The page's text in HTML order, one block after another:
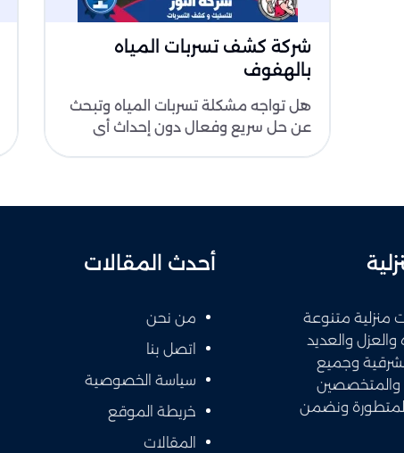
شركة كشف تسربات المياه
بالهفوف
هل تواجه مشكلة تسربات المياه وتبحث
عن حل سريع وفعال دون إحداث أي
منزلية متنوعة
والعديد
وجميع
والمتخصصين
المتطورة ونضمن
أحدث المقالات
من نحن
اتصل بنا
سياسة الخصوصية
خريطة الموقع
المقالات